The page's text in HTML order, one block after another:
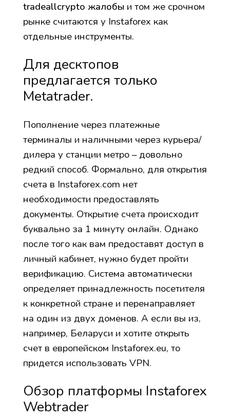
tradeallcrypto жалобы и том же срочном
рынке считаются у Instaforex как
отдельные инструменты.
Для десктопов
предлагается только
Metatrader.
Пополнение через платежные
терминалы и наличными через курьера/
дилера у станции метро – довольно
редкий способ. Формально, для открытия
счета в Instaforex.com нет
необходимости предоставлять
документы. Открытие счета происходит
буквально за 1 минуту онлайн. Однако
после того как вам предоставят доступ в
личный кабинет, нужно будет пройти
верификацию. Система автоматически
определяет принадлежность посетителя
к конкретной стране и перенаправляет
на один из двух доменов. А если вы из,
например, Беларуси и хотите открыть
счет в европейском Instaforex.eu, то
придется использовать VPN.
Обзор платформы Instaforex
Webtrader